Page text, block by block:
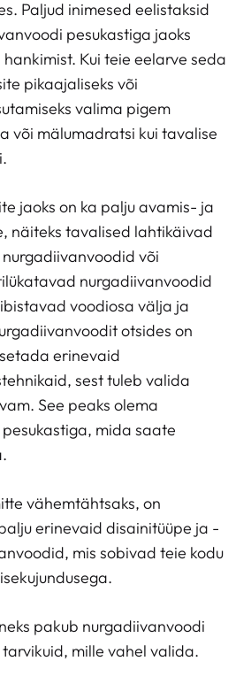
Paljud inimesed eelistaksid
pesukastiga jaoks
Kui teie eelarve seda
pikaajaliseks või
valima pigem
või mälumadratsi kui tavalise
jaoks on ka palju avamis- ja
näiteks tavalised lahtikäivad
või
nurgadiivanvoodid
voodiosa välja ja
otsides on
erinevaid
sest tuleb valida
See peaks olema
mida saate
vähemtähtsaks, on
erinevaid disainitüüpe ja -
mis sobivad teie kodu
pakub nurgadiivanvoodi
mille vahel valida.